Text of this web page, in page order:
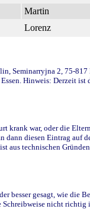
Martin
Lorenz
Seminarryjna 2, 75-
Hinweis: Derzeit ist
krank war, oder die
diesen Eintrag auf
aus technischen
gesagt, wie die
nicht richtig